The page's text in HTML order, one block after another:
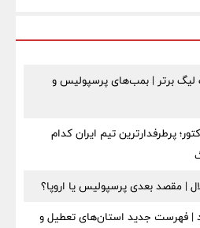
لیگ برتر | بمب‌های پرسپولیس و
پرطرفدارترین تیم ایران کدام
| مقصد بعدی پرسپولیس یا اروپا؟
۱۴ مرداد | فهرست جدید استان‌های تعطیل و